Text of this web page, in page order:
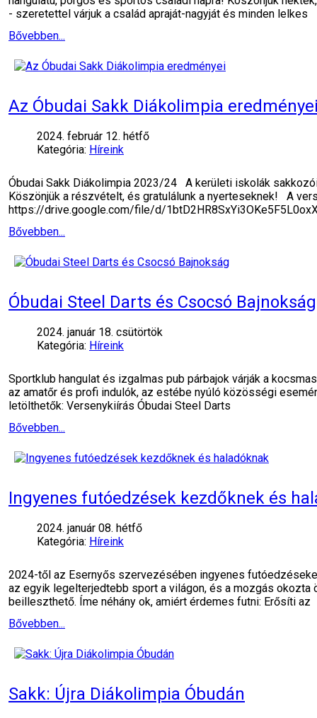
- szeretettel várjuk a család apraját-nagyját és minden lelkes
Bővebben...
Az Óbudai Sakk Diákolimpia
2024. február 12. hétfő
Kategória: Híreink
Óbudai Sakk Diákolimpia 2023/24 A kerületi iskolák
Köszönjük a részvételt, és gratulálunk a nyerteseknek! A
https://drive.google.com/file/d/
Bővebben...
Óbudai Steel Darts és Csocsó Bajnokság
2024. január 18. csütörtök
Kategória: Híreink
Sportklub hangulat és izgalmas pub párbajok várják a
az amatőr és profi indulók, az estébe nyúló közösségi
letölthetők: Versenykiírás Óbudai Steel Darts
Bővebben...
Ingyenes futóedzések kezdőknek és
2024. január 08. hétfő
Kategória: Híreink
2024-től az Esernyős szervezésében ingyenes
az egyik legelterjedtebb sport a világon, és a mozgás
beilleszthető. Íme néhány ok, amiért érdemes futni: Erősíti az
Bővebben...
Sakk: Újra Diákolimpia Óbudán